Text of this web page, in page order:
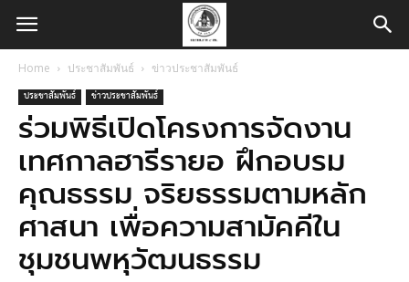
Home ประชาสัมพันธ์ ข่าวประชาสัมพันธ์
ประชาสัมพันธ์ ข่าวประชาสัมพันธ์
ร่วมพิธีเปิดโครงการจัดงาน
เทศกาลฮารีรายอ ฝึกอบรม
คุณธรรม จริยธรรมตามหลัก
ศาสนา เพื่อความสามัคคีใน
ชุมชนพหุวัฒนธรรม